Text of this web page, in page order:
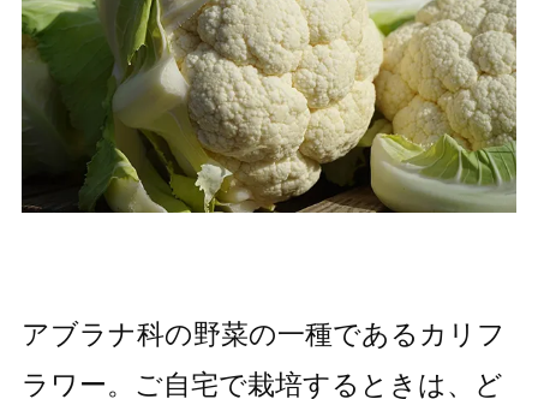
アブラナ科の野菜の一種であるカリフ
ラワー。ご自宅で栽培するときは、ど